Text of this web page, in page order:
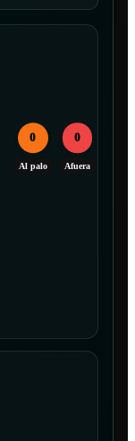
0
Al palo
0
Afuera